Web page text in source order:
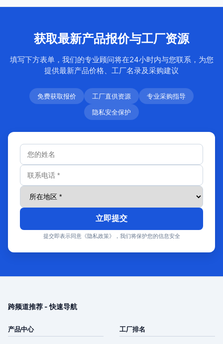
获取最新产品报价与工厂资源
填写下方表单，我们的专业顾问将在24小时内与您联系，为您
提供最新产品价格、工厂名录及采购建议
免费获取报价 工厂直供资源
专业采购指导
隐私安全保护
立即提交
提交即表示同意《隐私政策》，我们将保护您的信息安全
跨频道推荐 - 快速导航
产品中心 工厂排名